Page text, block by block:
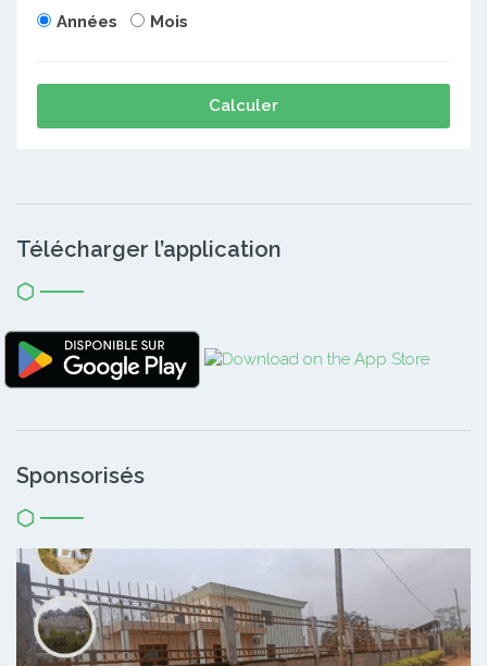
Années Mois
Calculer
Télécharger l’application
Sponsorisés